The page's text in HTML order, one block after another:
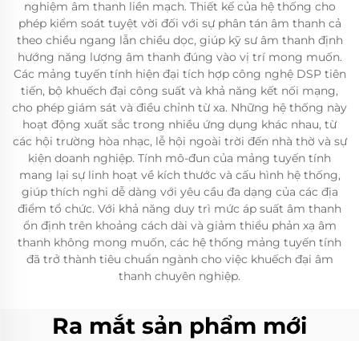
nghiệm âm thanh liền mạch. Thiết kế của hệ thống cho
phép kiểm soát tuyệt vời đối với sự phân tán âm thanh cả
theo chiều ngang lẫn chiều dọc, giúp kỹ sư âm thanh định
hướng năng lượng âm thanh đúng vào vị trí mong muốn.
Các mảng tuyến tính hiện đại tích hợp công nghệ DSP tiên
tiến, bộ khuếch đại công suất và khả năng kết nối mạng,
cho phép giám sát và điều chỉnh từ xa. Những hệ thống này
hoạt động xuất sắc trong nhiều ứng dụng khác nhau, từ
các hội trường hòa nhạc, lễ hội ngoài trời đến nhà thờ và sự
kiện doanh nghiệp. Tính mô-đun của mảng tuyến tính
mang lại sự linh hoạt về kích thước và cấu hình hệ thống,
giúp thích nghi dễ dàng với yêu cầu đa dạng của các địa
điểm tổ chức. Với khả năng duy trì mức áp suất âm thanh
ổn định trên khoảng cách dài và giảm thiểu phản xạ âm
thanh không mong muốn, các hệ thống mảng tuyến tính
đã trở thành tiêu chuẩn ngành cho việc khuếch đại âm
thanh chuyên nghiệp.
Ra mắt sản phẩm mới